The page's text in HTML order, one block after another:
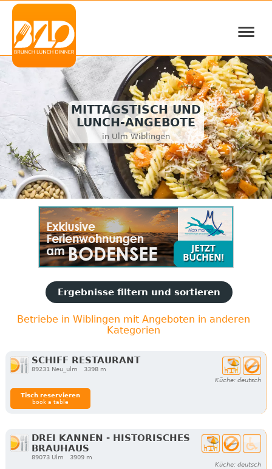
≡
MITTAGSTISCH UND
LUNCH-ANGEBOTE
in Ulm Wiblingen
Ergebnisse filtern und sortieren
Betriebe in Wiblingen mit Angeboten in anderen
Kategorien
SCHIFF RESTAURANT
89231 Neu_ulm
3398 m
Küche: deutsch
Tisch reservieren
book a table
DREI KANNEN - HISTORISCHES
BRAUHAUS
89073 Ulm
3909 m
Küche: deutsch